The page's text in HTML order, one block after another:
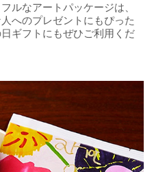
ルなアートパッケージは、
へのプレゼントにもぴった
ギフトにもぜひご利用くだ